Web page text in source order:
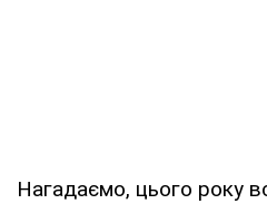
Нагадаємо, цього року